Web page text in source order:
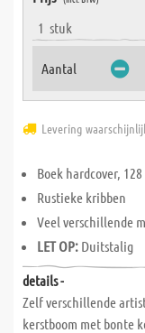
1 stuk
Aantal
Levering
Boek hardcover,
Rustieke kribben
Veel verschillende
LET OP: Duitstalig
details -
Zelf verschillende
kerstboom met bonte